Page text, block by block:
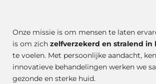
Onze missie is om mensen te laten
is om zich zelfverzekerd en stralend in
te voelen. Met persoonlijke aandacht,
innovatieve behandelingen werken we
gezonde en sterke huid.